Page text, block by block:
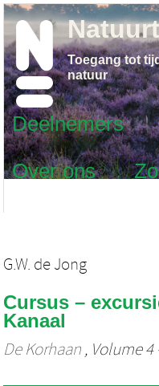
Deelnemers
Over ons
Toegang tot
natuur
G.W. de Jong
Cursus –
Kanaal
De Korhaan , Volume 4